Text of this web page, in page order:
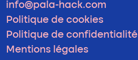
info@pala-hack.com
Politique de cookies
Politique de confidentialité
Mentions légales